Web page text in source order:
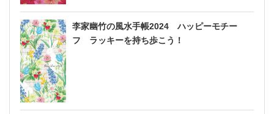
李家幽竹の風水手帳2024 ハッピーモチー
フ ラッキーを持ち歩こう！